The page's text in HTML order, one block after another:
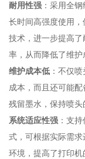
耐用性强 ：采用全
长时间高强度使用
技术，进一步提高
率，从而降低了维
维护成本低 ：不仅
成本，而且还可能
残留墨水，保持喷
系统适应性强 ：支
式，可根据实际需
环境，提高了打印机